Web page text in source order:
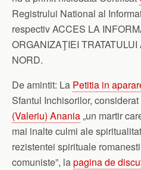
Registrului National al
respectiv ACCES LA
ORGANIZAŢIEI
NORD.
De amintit: La Petitia in
Sfantul Inchisorilor,
(Valeriu) Anania„un martir
mai inalte culmi ale
rezistentei spirituale
comuniste”, lapagina de